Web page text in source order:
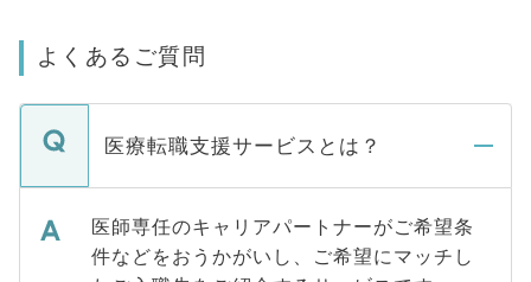
よくあるご質問
医療転職支援サービスとは？
医師専任のキャリアパートナーがご希望条
件などをおうかがいし、ご希望にマッチし